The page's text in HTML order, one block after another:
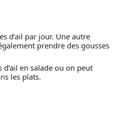
d’ail par jour. Une autre
prendre des gousses
en salade ou on peut
les plats.